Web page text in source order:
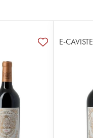
E-CAVISTE